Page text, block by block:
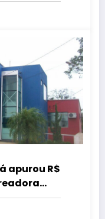
apurou R$
R$ 9,5